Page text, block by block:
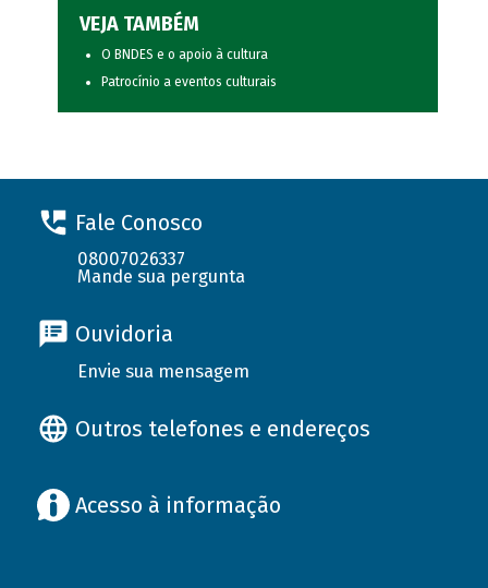
VEJA TAMBÉM
O BNDES e o apoio à cultura
Patrocínio a eventos culturais
Fale Conosco
08007026337
Mande sua pergunta
Ouvidoria
Envie sua mensagem
Outros telefones e endereços
Acesso à informação